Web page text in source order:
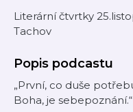
Literární čtvrtky
Tachov
Popis podcastu
„První, co duše
Boha, je